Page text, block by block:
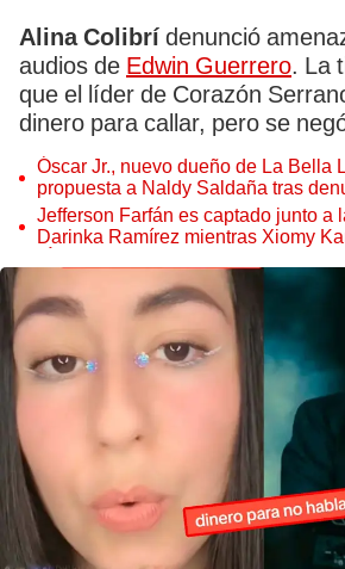
Alina Colibrí denunció
audios de Edwin Guerrero. La
que el líder de Corazón
dinero para callar, pero se
Óscar Jr., nuevo dueño de La Bella
propuesta a Naldy Saldaña tras
tocamientos
Jefferson Farfán es captado junto a
Darinka Ramírez mientras Xiomy